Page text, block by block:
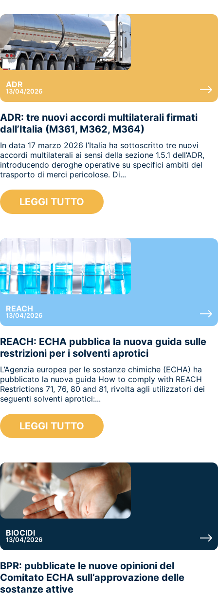
ADR
13/04/2026
ADR: tre nuovi accordi multilaterali firmati
dall’Italia (M361, M362, M364)
In data 17 marzo 2026 l’Italia ha sottoscritto tre nuovi
accordi multilaterali ai sensi della sezione 1.5.1 dell’ADR,
introducendo deroghe operative su specifici ambiti del
trasporto di merci pericolose. Di...
LEGGI TUTTO
REACH
13/04/2026
REACH: ECHA pubblica la nuova guida sulle
restrizioni per i solventi aprotici
L’Agenzia europea per le sostanze chimiche (ECHA) ha
pubblicato la nuova guida How to comply with REACH
Restrictions 71, 76, 80 and 81, rivolta agli utilizzatori dei
seguenti solventi aprotici:...
LEGGI TUTTO
BIOCIDI
13/04/2026
BPR: pubblicate le nuove opinioni del
Comitato ECHA sull’approvazione delle
sostanze attive